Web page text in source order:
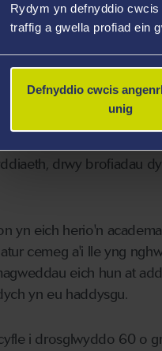
Rydym yn defnyddio
traffig a gwella profiad ein
Defnyddio cwcis
unig
Prifysgol Abertawe yn
i gyflwyno ei
cyfrannu'n
y cyfleoedd
drwy brofiadau
yn eich herio'n
cemeg a'i lle yng
eich hun at
yn eu haddysgu.
i drosglwyddo 60 o